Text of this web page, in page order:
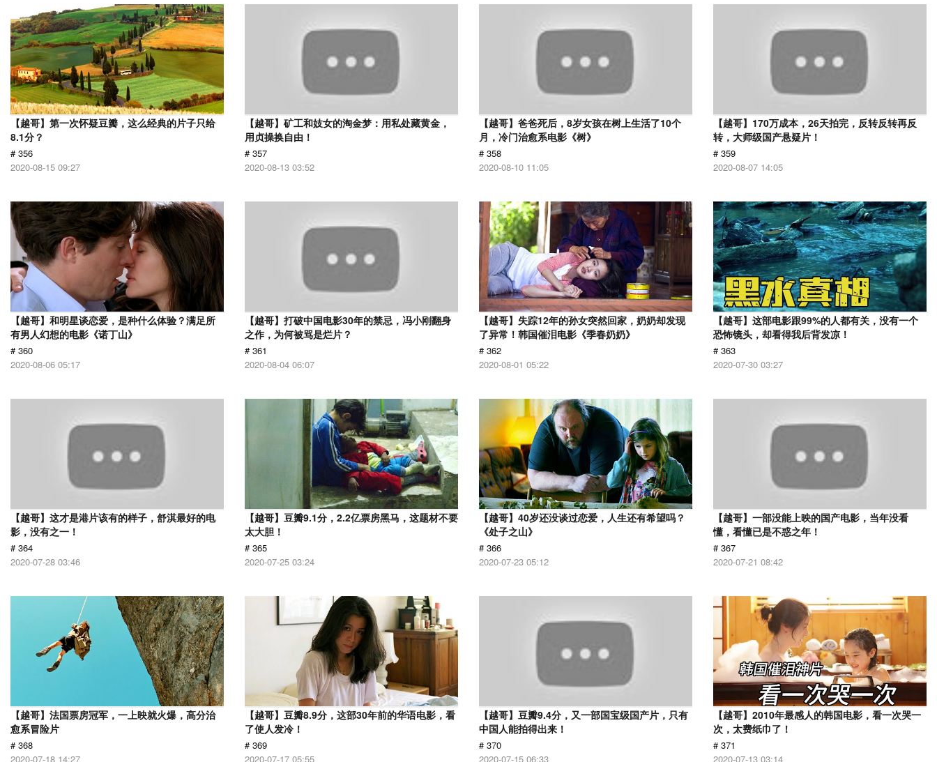
【越哥】第一次怀疑豆瓣，这么经典的片子只给
8.1分？
# 356
2020-08-15 09:27
【越哥】矿工和妓女的淘金梦：用私处藏黄金，
用贞操换自由！
# 357
2020-08-13 03:52
【越哥】爸爸死后，8岁女孩在树上生活了10个
月，冷门治愈系电影《树》
# 358
2020-08-10 11:05
【越哥】170万成本，26天拍完，反转反转再反
转，大师级国产悬疑片！
# 359
2020-08-07 14:05
【越哥】和明星谈恋爱，是种什么体验？满足所
有男人幻想的电影《诺丁山》
# 360
2020-08-06 05:17
【越哥】打破中国电影30年的禁忌，冯小刚翻身
之作，为何被骂是烂片？
# 361
2020-08-04 06:07
【越哥】失踪12年的孙女突然回家，奶奶却发现
了异常！韩国催泪电影《季春奶奶》
# 362
2020-08-01 05:22
【越哥】这部电影跟99%的人都有关，没有一个
恐怖镜头，却看得我后背发凉！
# 363
2020-07-30 03:27
【越哥】这才是港片该有的样子，舒淇最好的电
影，没有之一！
# 364
2020-07-28 03:46
【越哥】豆瓣9.1分，2.2亿票房黑马，这题材不要
太大胆！
# 365
2020-07-25 03:24
【越哥】40岁还没谈过恋爱，人生还有希望吗？
《处子之山》
# 366
2020-07-23 05:12
【越哥】一部没能上映的国产电影，当年没看
懂，看懂已是不惑之年！
# 367
2020-07-21 08:42
【越哥】法国票房冠军，一上映就火爆，高分治
愈系冒险片
# 368
2020-07-18 14:27
【越哥】豆瓣8.9分，这部30年前的华语电影，看
了使人发冷！
# 369
2020-07-17 05:55
【越哥】豆瓣9.4分，又一部国宝级国产片，只有
中国人能拍得出来！
# 370
2020-07-15 06:33
【越哥】2010年最感人的韩国电影，看一次哭一
次，太费纸巾了！
# 371
2020-07-13 03:14